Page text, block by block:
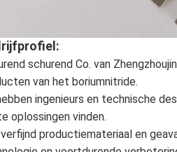
schurend Co. van
van het boriumnitride.
ingenieurs en technische
oplossingen vinden.
verfijnd productiemateriaal en